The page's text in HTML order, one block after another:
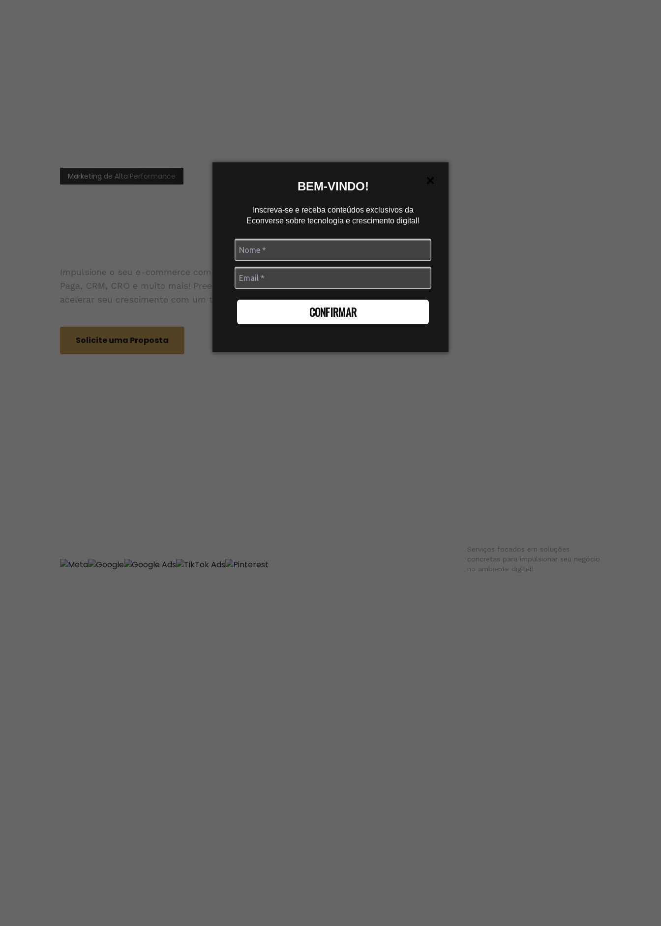
BEM-VINDO!
Inscreva-se e receba conteúdos exclusivos da
Econverse sobre tecnologia e crescimento digital!
CONFIRMAR
Marketing de Alta Performance
Mais Tráfego. Mais Vendas.
Muito Mais Performance!
Impulsione o seu e-commerce com estratégias personalizadas em Mídia
Paga, CRM, CRO e muito mais! Preencha o formulário e Descubra como
acelerar seu crescimento com um time especializado.
Solicite uma Proposta
Serviços focados em soluções
concretas para impulsionar seu negócio
no ambiente digital!